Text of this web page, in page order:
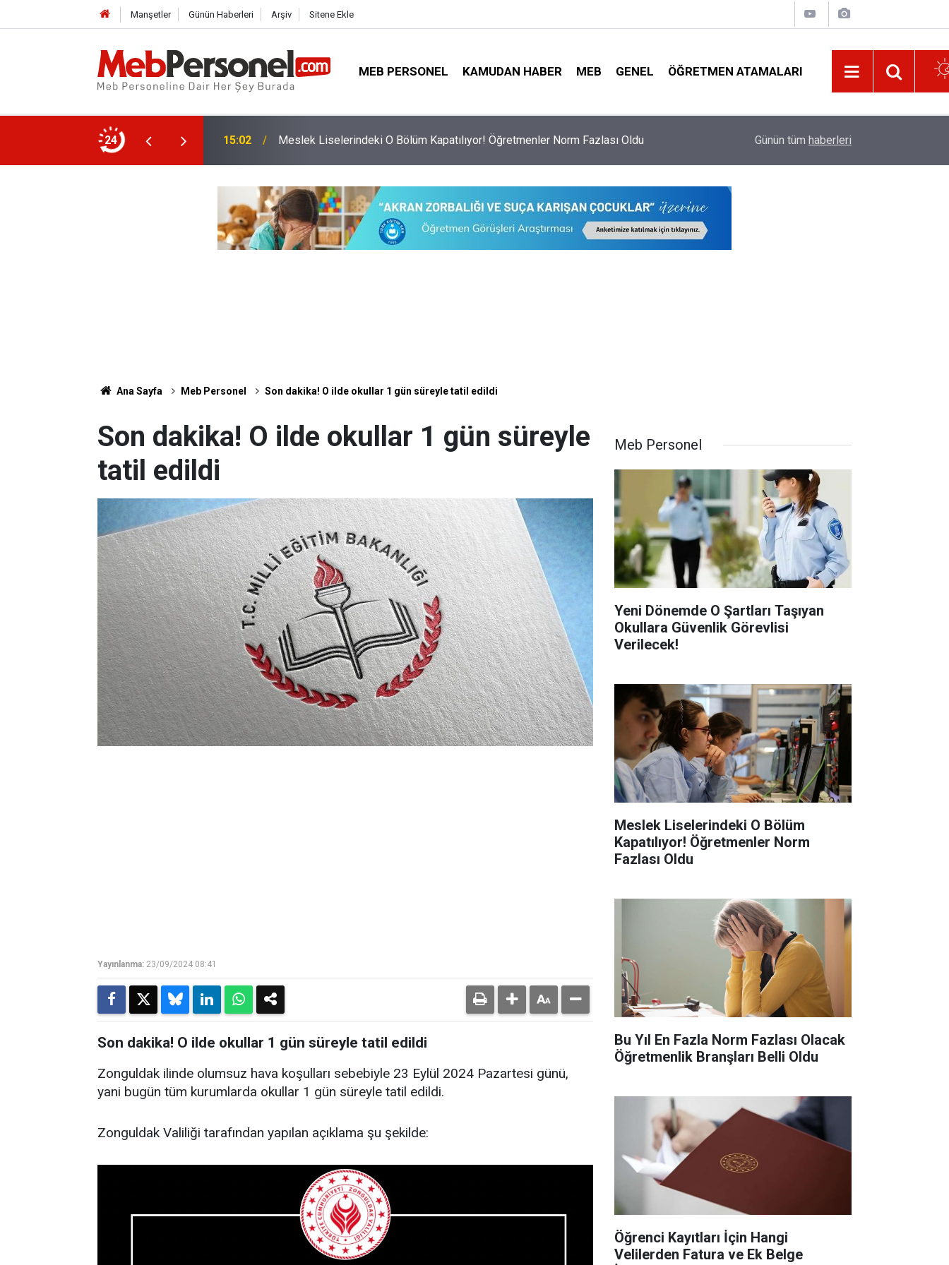
Manşetler Günün Haberleri Arşiv Sitene Ekle
MEB PERSONEL KAMUDAN HABER MEB GENEL ÖĞRETMEN ATAMALARI
24 14:33 İlk Defa Yönetici Atama Tercihleri Başladı Bu Yıl En Fazla Norm Fazlası Olacak
Günün tüm haberleri
Ana Sayfa Meb Personel Son dakika! O ilde okullar 1 gün süreyle tatil edildi
Son dakika! O ilde okullar 1 gün süreyle
tatil edildi
Yayınlanma: 23/09/2024 08:41
Son dakika! O ilde okullar 1 gün süreyle tatil edildi
Zonguldak ilinde olumsuz hava koşulları sebebiyle 23 Eylül 2024 Pazartesi günü,
yani bugün tüm kurumlarda okullar 1 gün süreyle tatil edildi.
Zonguldak Valiliği tarafından yapılan açıklama şu şekilde:
Meb Personel
Yeni Dönemde O Şartları Taşıyan
Okullara Güvenlik Görevlisi
Verilecek!
Meslek Liselerindeki O Bölüm
Kapatılıyor! Öğretmenler Norm
Fazlası Oldu
Bu Yıl En Fazla Norm Fazlası Olacak
Öğretmenlik Branşları Belli Oldu
Öğrenci Kayıtları İçin Hangi
Velilerden Fatura ve Ek Belge